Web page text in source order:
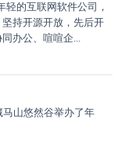
轻的互联网软件公司，
持开源开放，先后开
办公、喧喧企...
山悠然谷举办了年